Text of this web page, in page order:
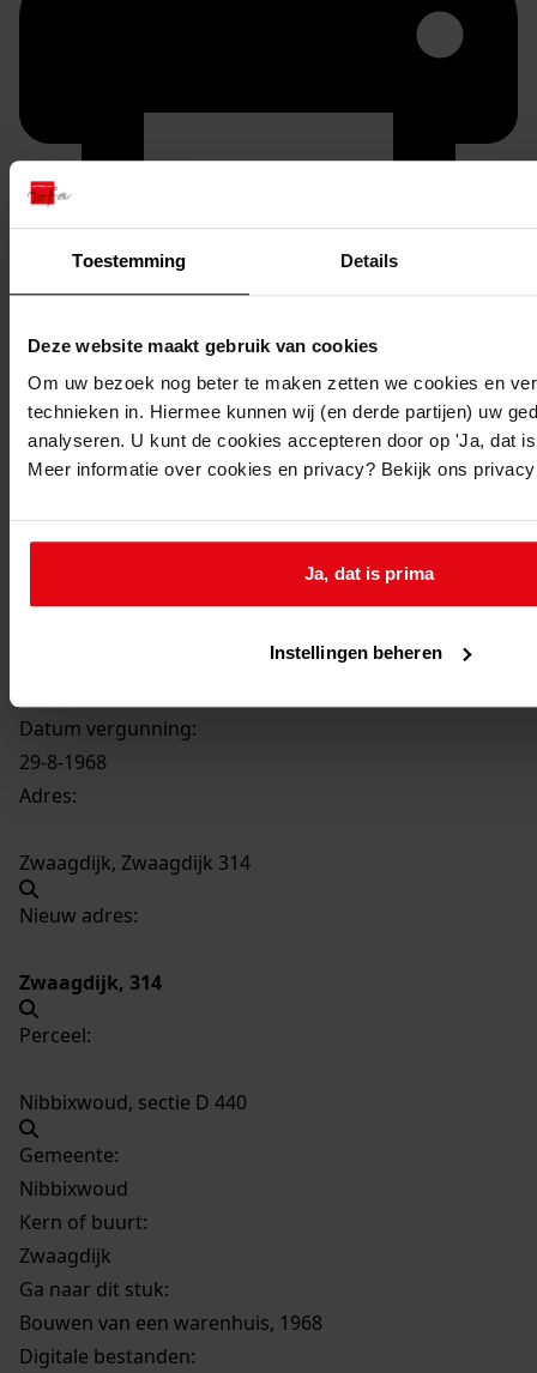
Toestemming Details
Deze website maakt gebruik van cookies
Om uw bezoek nog beter te maken zetten we cookies en
technieken in. Hiermee kunnen wij (en derde partijen) uw
analyseren. U kunt de cookies accepteren door op 'Ja, dat
Meer informatie over cookies en privacy? Bekijk ons
Ja, dat is prima
Instellingen beheren
Inventaris
Bouwen van een warenhuis, 1968
Datum vergunning:
29-8-1968
Adres:
Zwaagdijk, Zwaagdijk 314
Nieuw adres:
Zwaagdijk, 314
Perceel:
Nibbixwoud, sectie D 440
Gemeente:
Nibbixwoud
Kern of buurt:
Zwaagdijk
Ga naar dit stuk:
Bouwen van een warenhuis, 1968
Digitale bestanden: